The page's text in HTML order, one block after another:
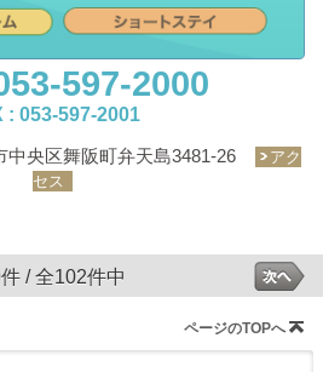
597-2000
: 053-597-2001
中央区舞阪町弁天島3481-26
アク
セス
/ 全102件中
ページのTOPへ